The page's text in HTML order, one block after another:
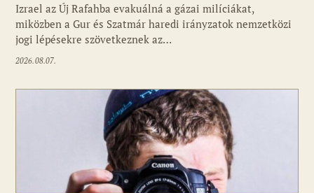
Izrael az Új Rafahba evakuálná a gázai milíciákat,
miközben a Gur és Szatmár haredi irányzatok nemzetközi
jogi lépésekre szövetkeznek az…
2026.08.07.